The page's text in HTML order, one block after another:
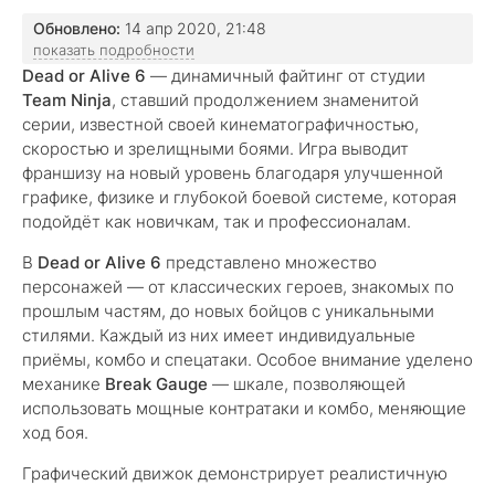
Обновлено: 14 апр 2020, 21:48
показать подробности
Dead or Alive 6 — динамичный файтинг от студии
Team Ninja, ставший продолжением знаменитой
серии, известной своей кинематографичностью,
скоростью и зрелищными боями. Игра выводит
франшизу на новый уровень благодаря улучшенной
графике, физике и глубокой боевой системе, которая
подойдёт как новичкам, так и профессионалам.
В Dead or Alive 6 представлено множество
персонажей — от классических героев, знакомых по
прошлым частям, до новых бойцов с уникальными
стилями. Каждый из них имеет индивидуальные
приёмы, комбо и спецатаки. Особое внимание уделено
механике Break Gauge — шкале, позволяющей
использовать мощные контратаки и комбо, меняющие
ход боя.
Графический движок демонстрирует реалистичную